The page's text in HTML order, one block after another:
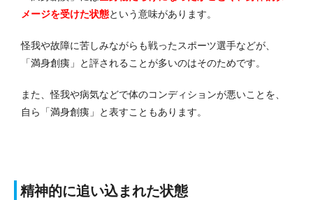
メージを受けた状態という意味があります。
怪我や故障に苦しみながらも戦ったスポーツ選手などが、
「満身創痍」と評されることが多いのはそのためです。
また、怪我や病気などで体のコンディションが悪いことを、
自ら「満身創痍」と表すこともあります。
精神的に追い込まれた状態